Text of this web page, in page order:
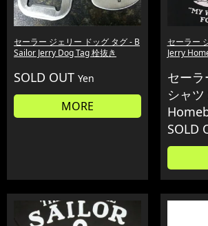
セーラー ジェリー ドッグ タグ - B
Sailor Jerry Dog Tag 栓抜き
SOLD OUT Yen
MORE
セーラー
Jerry
セー
シャ
SOLD